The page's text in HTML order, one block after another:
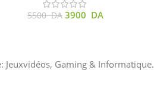
5500DA 3900 DA
Jeuxvidéos, Gaming & Informatique.